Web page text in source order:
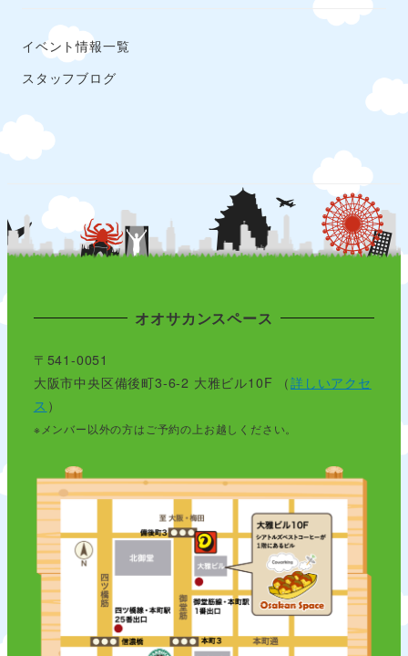
イベント情報一覧
スタッフブログ
オオサカンスペース
〒541-0051
大阪市中央区備後町3-6-2 大雅ビル10F （詳しいアクセ
ス ）
※メンバー以外の方はご予約の上お越しください。